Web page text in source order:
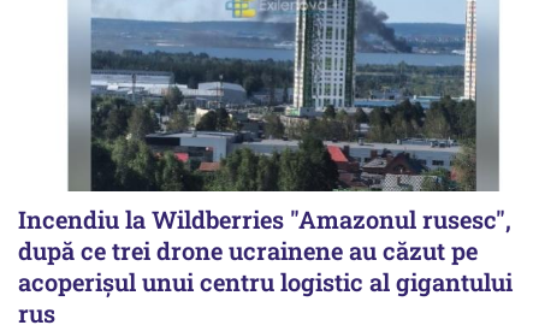
Incendiu la Wildberries "Amazonul rusesc",
după ce trei drone ucrainene au căzut pe
acoperişul unui centru logistic al gigantului
rus